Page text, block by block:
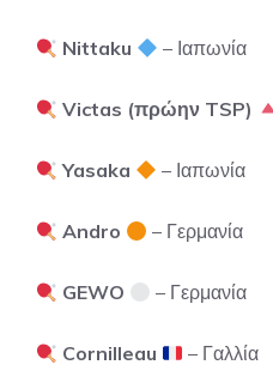
Nittaku – Ιαπωνία
Victas (πρώην TSP)
Yasaka – Ιαπωνία
Andro – Γερμανία
GEWO – Γερμανία
Cornilleau – Γαλλία